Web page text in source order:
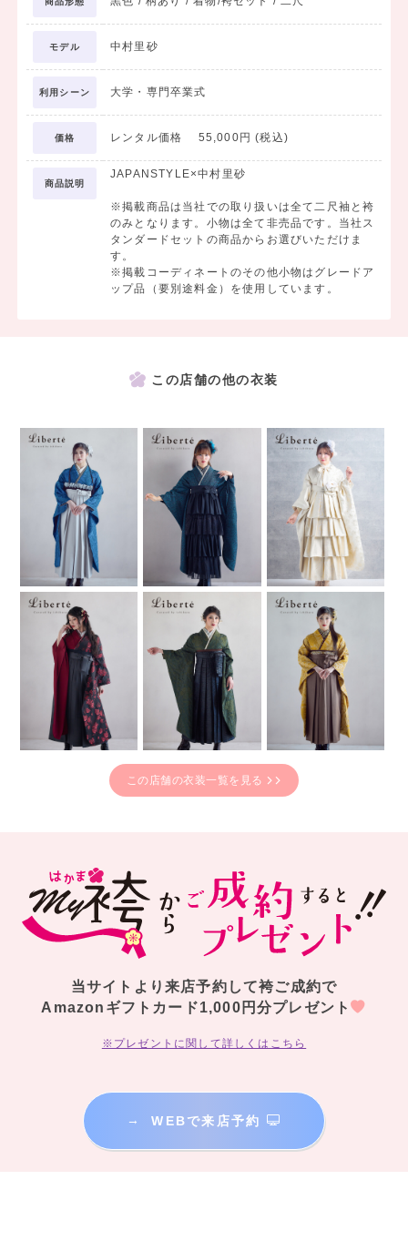
モデル 中村里砂
利用シーン 大学・専門卒業式
価格 レンタル価格 55,000円 (税込)
商品説明
JAPANSTYLE×中村里砂
※掲載商品は当社での取り扱いは全て二尺袖と袴
のみとなります。小物は全て非売品です。当社ス
タンダードセットの商品からお選びいただけま
す。
※掲載コーディネートのその他小物はグレードア
ップ品（要別途料金）を使用しています。
この店舗の他の衣装
この店舗の衣装一覧を見る
当サイトより来店予約して袴ご成約で
Amazonギフトカード1,000円分プレゼント
※プレゼントに関して詳しくはこちら
→ WEBで来店予約